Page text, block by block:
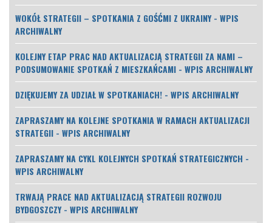
WOKÓŁ STRATEGII – SPOTKANIA Z GOŚĆMI Z UKRAINY - WPIS
ARCHIWALNY
KOLEJNY ETAP PRAC NAD AKTUALIZACJĄ STRATEGII ZA NAMI –
PODSUMOWANIE SPOTKAŃ Z MIESZKAŃCAMI - WPIS ARCHIWALNY
DZIĘKUJEMY ZA UDZIAŁ W SPOTKANIACH! - WPIS ARCHIWALNY
ZAPRASZAMY NA KOLEJNE SPOTKANIA W RAMACH AKTUALIZACJI
STRATEGII - WPIS ARCHIWALNY
ZAPRASZAMY NA CYKL KOLEJNYCH SPOTKAŃ STRATEGICZNYCH -
WPIS ARCHIWALNY
TRWAJĄ PRACE NAD AKTUALIZACJĄ STRATEGII ROZWOJU
BYDGOSZCZY - WPIS ARCHIWALNY